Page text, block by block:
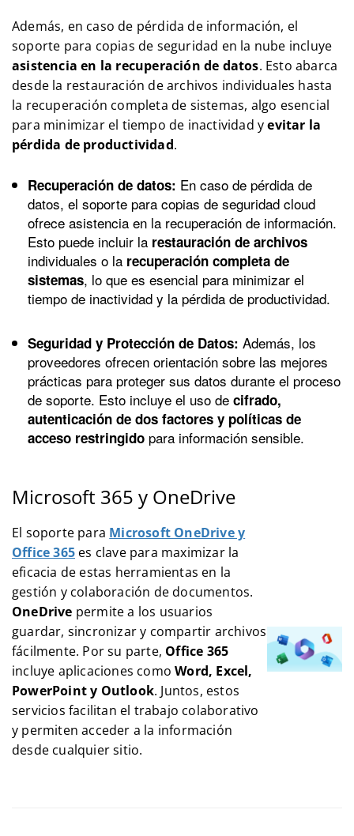
Además, en caso de pérdida de información, el
soporte para copias de seguridad en la nube incluye
asistencia en la recuperación de datos. Esto abarca
desde la restauración de archivos individuales hasta
la recuperación completa de sistemas, algo esencial
para minimizar el tiempo de inactividad yevitar la
pérdida de productividad.
Recuperación de datos: En caso de pérdida de
datos, el soporte para copias de seguridad cloud
ofrece asistencia en la recuperación de información.
Esto puede incluir la restauración de archivos
individuales o la recuperación completa de
sistemas, lo que es esencial para minimizar el
tiempo de inactividad y la pérdida de productividad.
Seguridad y Protección de Datos: Además, los
proveedores ofrecen orientación sobre las mejores
prácticas para proteger sus datos durante el proceso
de soporte. Esto incluye el uso de cifrado,
autenticación de dos factores y políticas de
acceso restringido para información sensible.
Microsoft 365 y OneDrive
El soporte para Microsoft OneDrive y
Office 365 es clave para maximizar la
eficacia de estas herramientas en la
gestión y colaboración de documentos.
OneDrive permite a los usuarios
guardar, sincronizar y compartir archivos
fácilmente. Por su parte, Office 365
incluye aplicaciones comoWord, Excel,
PowerPoint y Outlook. Juntos, estos
servicios facilitan el trabajo colaborativo
y permiten acceder a la información
desde cualquier sitio.